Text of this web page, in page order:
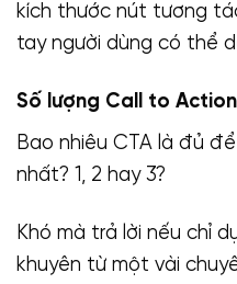
kích thước nút tương
tay người dùng có thể
Số lượng Call to Action
Bao nhiêu CTA là đủ
nhất? 1, 2 hay 3?
Khó mà trả lời nếu chỉ
khuyên từ một vài